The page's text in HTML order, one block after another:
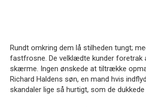
Rundt omkring dem lå stilheden tungt;
fastfrosne. De velklædte kunder foretrak
skærme. Ingen ønskede at tiltrække
Richard Haldens søn, en mand hvis
skandaler lige så hurtigt, som de dukkede